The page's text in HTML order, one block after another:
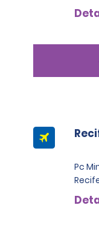
Pc
Recife